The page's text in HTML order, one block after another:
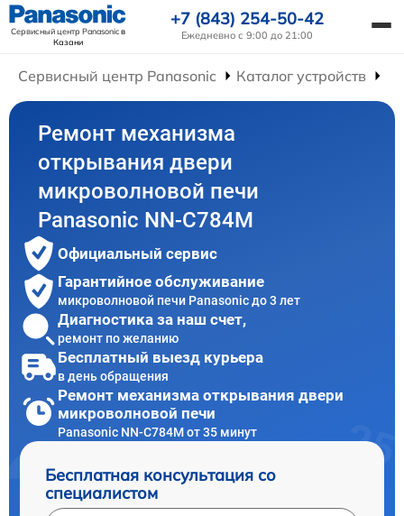
Сервисный центр Panasonicв
Казани
+7 (843) 254-50-42
Ежедневно с 9:00 до 21:00
Сервисный центр Panasonic Каталог устройств
Ремонт механизма
открывания двери
микроволновой печи
Panasonic NN-C784M
Официальный сервис
Гарантийное обслуживание
микроволновой печи Panasonic до 3 лет
Диагностика за наш счет,
ремонт по желанию
Бесплатный выезд курьера
в день обращения
Ремонт механизма открывания двери
микроволновой печи
Panasonic NN-C784M от 35 минут
Бесплатная консультация со
специалистом